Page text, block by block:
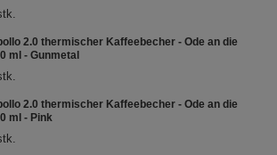
2.0 thermischer Kaffeebecher - Ode an die
ml - Gunmetal
2.0 thermischer Kaffeebecher - Ode an die
ml - Pink